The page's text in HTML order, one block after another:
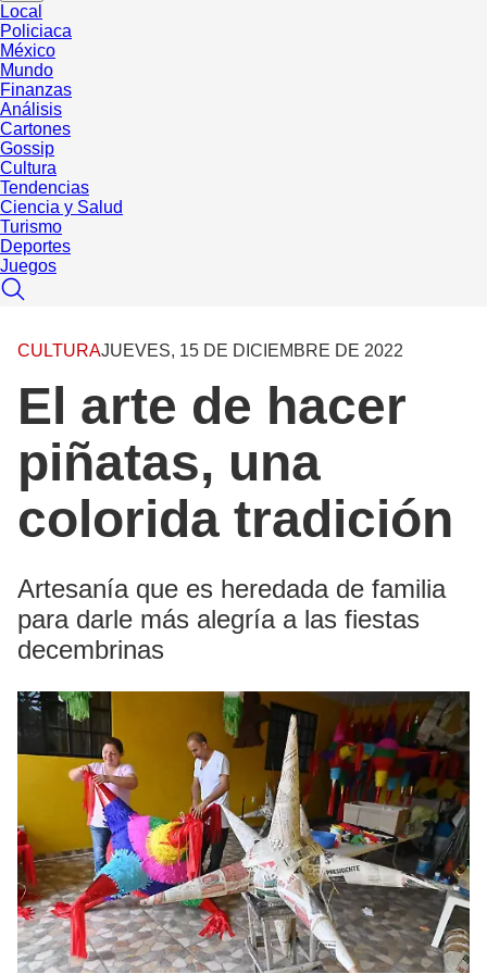
Local
Policiaca
México
Mundo
Finanzas
Análisis
Cartones
Gossip
Cultura
Tendencias
Ciencia y Salud
Turismo
Deportes
Juegos
CULTURAJUEVES, 15 DE DICIEMBRE DE 2022
El arte de hacer
piñatas, una
colorida tradición
Artesanía que es heredada de familia
para darle más alegría a las fiestas
decembrinas